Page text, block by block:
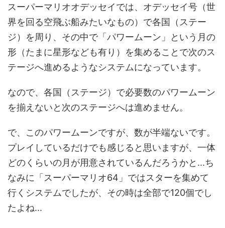
スーパーマリオオデッセイでは、オデッセイ号（世
界を回る空飛ぶ船みたいなもの）で各国（ステー
ジ）を周り、その中で「パワームーン」という月の
形（たまに星形なども有り）を集めることで次のス
テージへ進めるようなシステムになっています。
なので、各国（ステージ）で必要数のパワームーン
を揃えないと次のステージへは進めません。
で、このパワームーンですが、数が半端ないです。
プレイしているだけでも感じると思いますが、一体
どのくらいの月が用意されているんだろうかと...ち
なみに「スーパーマリオ64」ではスターを集めて
行くシステムでしたが、その時は全部で120個でし
たよね...